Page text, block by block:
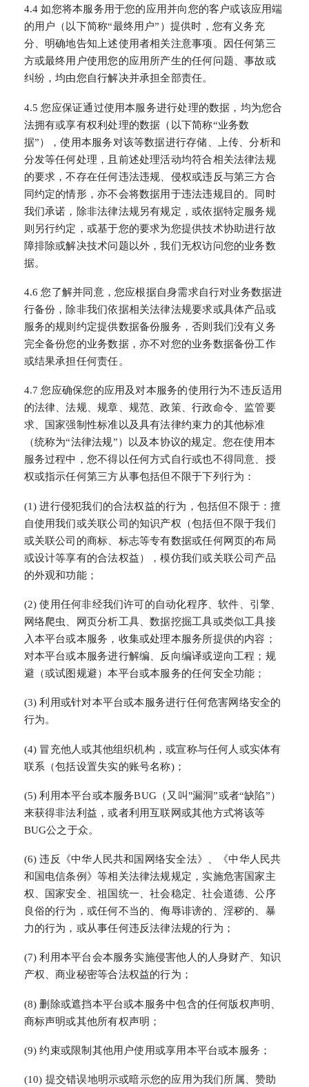
4.4 如您将本服务用于您的应用并向您的客户或该应用端
的用户（以下简称“最终用户”）提供时，您有义务充
分、明确地告知上述使用者相关注意事项。因任何第三
方或最终用户使用您的应用所产生的任何问题、事故或
纠纷，均由您自行解决并承担全部责任。
4.5 您应保证通过使用本服务进行处理的数据，均为您合
法拥有或享有权利处理的数据（以下简称“业务数
据”），使用本服务对该等数据进行存储、上传、分析和
分发等任何处理，且前述处理活动均符合相关法律法规
的要求，不存在任何违法违规、侵权或违反与第三方合
同约定的情形，亦不会将数据用于违法违规目的。同时
我们承诺，除非法律法规另有规定，或依据特定服务规
则另行约定，或基于您的要求为您提供技术协助进行故
障排除或解决技术问题以外，我们无权访问您的业务数
据。
4.6 您了解并同意，您应根据自身需求自行对业务数据进
行备份，除非我们依据相关法律法规要求或具体产品或
服务的规则约定提供数据备份服务，否则我们没有义务
完全备份您的业务数据，亦不对您的业务数据备份工作
或结果承担任何责任。
4.7 您应确保您的应用及对本服务的使用行为不违反适用
的法律、法规、规章、规范、政策、行政命令、监管要
求、国家强制性标准以及具有法律约束力的其他标准
（统称为“法律法规”）以及本协议的规定。您在使用本
服务过程中，您不得以任何方式自行或也不得同意、授
权或指示任何第三方从事包括但不限于下列行为：
(1) 进行侵犯我们的合法权益的行为，包括但不限于：擅
自使用我们或关联公司的知识产权（包括但不限于我们
或关联公司的商标、标志等专有数据或任何网页的布局
或设计等享有的合法权益），模仿我们或关联公司产品
的外观和功能；
(2) 使用任何非经我们许可的自动化程序、软件、引擎、
网络爬虫、网页分析工具、数据挖掘工具或类似工具接
入本平台或本服务，收集或处理本服务所提供的内容；
对本平台或本服务进行解编、反向编译或逆向工程；规
避（或试图规避）本平台或本服务的任何安全功能；
(3) 利用或针对本平台或本服务进行任何危害网络安全的
行为。
(4) 冒充他人或其他组织机构，或宣称与任何人或实体有
联系（包括设置失实的账号名称)；
(5) 利用本平台或本服务BUG（又叫"漏洞”或者“缺陷”）
来获得非法利益，或者利用互联网或其他方式将该等
BUG公之于众。
(6) 违反《中华人民共和国网络安全法》、《中华人民共
和国电信条例》等相关法律法规规定，实施危害国家主
权、国家安全、祖国统一、社会稳定、社会道德、公序
良俗的行为，或任何不当的、侮辱诽谤的、淫秽的、暴
力的行为，或从事任何违反法律法规的行为；
(7) 利用本平台会本服务实施侵害他人的人身财产、知识
产权、商业秘密等合法权益的行为；
(8) 删除或遮挡本平台或本服务中包含的任何版权声明、
商标声明或其他所有权声明；
(9) 约束或限制其他用户使用或享用本平台或本服务；
(10) 提交错误地明示或暗示您的应用为我们所属、赞助